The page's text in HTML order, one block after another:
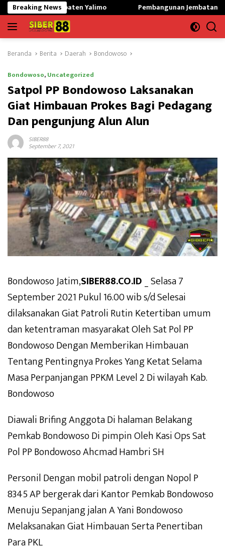
Langsung
ke
konten
Breaking News
Yalimo Pembangunan Jembatan Modular di
Beranda Berita Daerah Bondowoso
Bondowoso,Uncategorized
Satpol PP Bondowoso Laksanakan
Giat Himbauan Prokes Bagi Pedagang
Dan pengunjung Alun Alun
SIBER88
September 7, 2021
Bondowoso Jatim,SIBER88.CO.ID _ Selasa 7
September 2021 Pukul 16.00 wib s/d Selesai
dilaksanakan Giat Patroli Rutin Ketertiban umum
dan ketentraman masyarakat Oleh Sat Pol PP
Bondowoso Dengan Memberikan Himbauan
Tentang Pentingnya Prokes Yang Ketat Selama
Masa Perpanjangan PPKM Level 2 Di wilayah Kab.
Bondowoso
Diawali Brifing Anggota Di halaman Belakang
Pemkab Bondowoso Di pimpin Oleh Kasi Ops Sat
Pol PP Bondowoso Ahcmad Hambri SH
Personil Dengan mobil patroli dengan Nopol P
8345 AP bergerak dari Kantor Pemkab Bondowoso
Menuju Sepanjang jalan A Yani Bondowoso
Melaksanakan Giat Himbauan Serta Penertiban
Para PKL